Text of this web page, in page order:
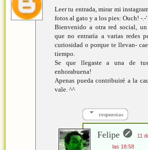
Leer tu entrada, mirar mi
fotos al gato y a los pies: Ouch! -.-'
Bienvenido a otra red social,
que no entraría a varias redes
curiosidad o porque te llevan-
tiempo.
Se que llegaste a una de tus
enhorabuena!
Apenas pueda contribuiré a la
vale. ^^
respuestas
Felipe
11
las 18:58